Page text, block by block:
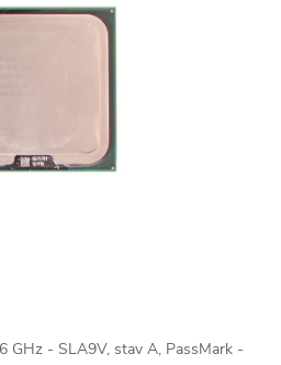
GHz - SLA9V, stav A, PassMark -